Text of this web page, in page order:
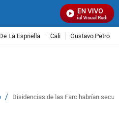
EN VIVO
Señal Visual Radio
La Espriella Cali Gustavo Petro
/ Disidencias de las Farc habrían